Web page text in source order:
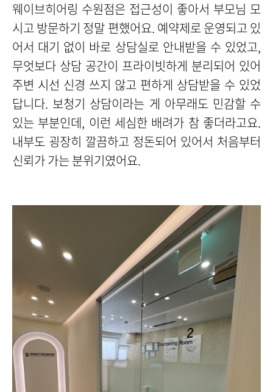
웨이브히어링 수원점은 접근성이 좋아서 부모님 모
시고 방문하기 정말 편했어요. 예약제로 운영되고 있
어서 대기 없이 바로 상담실로 안내받을 수 있었고,
무엇보다 상담 공간이 프라이빗하게 분리되어 있어
주변 시선 신경 쓰지 않고 편하게 상담받을 수 있었
답니다. 보청기 상담이라는 게 아무래도 민감할 수
있는 부분인데, 이런 세심한 배려가 참 좋더라고요.
내부도 굉장히 깔끔하고 정돈되어 있어서 처음부터
신뢰가 가는 분위기였어요.